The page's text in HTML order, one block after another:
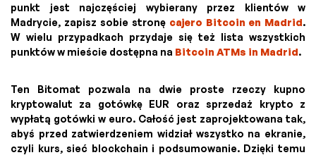
punkt jest najczęściej wybierany przez klientów w
Madrycie, zapisz sobie stronę cajero Bitcoin en Madrid.
W wielu przypadkach przydaje się też lista wszystkich
punktów w mieście dostępna na Bitcoin ATMs in Madrid.
Ten Bitomat pozwala na dwie proste rzeczy kupno
kryptowalut za gotówkę EUR oraz sprzedaż krypto z
wypłatą gotówki w euro. Całość jest zaprojektowana tak,
abyś przed zatwierdzeniem widział wszystko na ekranie,
czyli kurs, sieć blockchain i podsumowanie. Dzięki temu